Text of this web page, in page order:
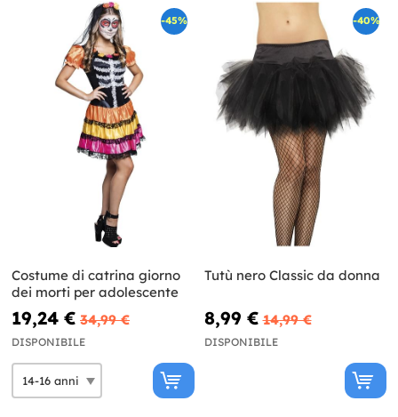
-45%
Costume di catrina giorno
dei morti per adolescente
19,24 € 34,99 €
DISPONIBILE
-40%
Tutù nero Classic da donna
8,99 € 14,99 €
DISPONIBILE